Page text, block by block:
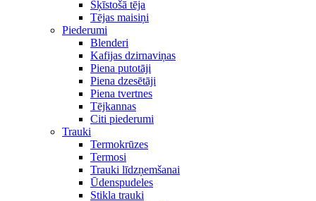
Šķīstošā tēja
Tējas maisiņi
Piederumi
Blenderi
Kafijas dzirnaviņas
Piena putotāji
Piena dzesētāji
Piena tvertnes
Tējkannas
Citi piederumi
Trauki
Termokrūzes
Termosi
Trauki līdzņemšanai
Ūdenspudeles
Stikla trauki